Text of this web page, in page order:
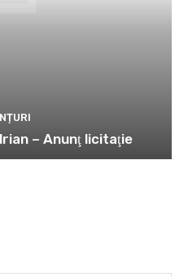
– Anunţ licitaţie